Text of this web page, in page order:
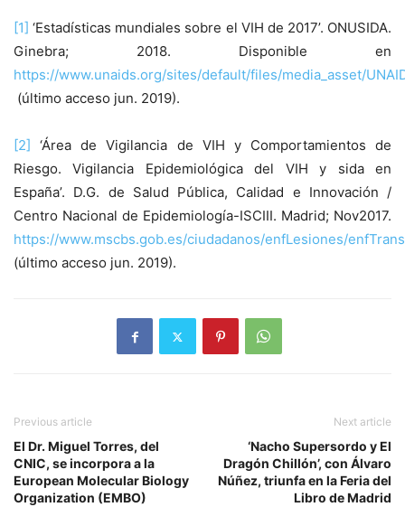
[1] ‘Estadísticas mundiales sobre el VIH de 2017’. ONUSIDA.
Ginebra; 2018. Disponible en
https://www.unaids.org/sites/default/files/media_asset/
(último acceso jun. 2019).
[2]
‘Área de Vigilancia de VIH y Comportamientos de
Riesgo. Vigilancia Epidemiológica del VIH y sida en
España’. D.G. de Salud Pública, Calidad e Innovación /
Centro Nacional de Epidemiología-ISCIII. Madrid; Nov2017.
https://www.mscbs.gob.es/ciudadanos/enfLesiones/
(último acceso jun. 2019).
Previous article
El Dr. Miguel Torres, del
CNIC, se incorpora a la
European Molecular Biology
Organization (EMBO)
Next article
‘Nacho Supersordo y El
Dragón Chillón’, con Álvaro
Núñez, triunfa en la Feria del
Libro de Madrid